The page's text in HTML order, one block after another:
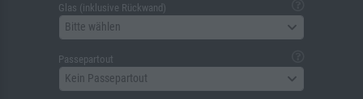
Glas (inklusive Rückwand)
Bitte wählen
Passepartout
Kein Passepartout